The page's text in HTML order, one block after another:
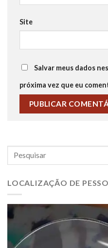
Site
Salvar meus dados
próxima vez que eu
LOCALIZAÇÃO DE